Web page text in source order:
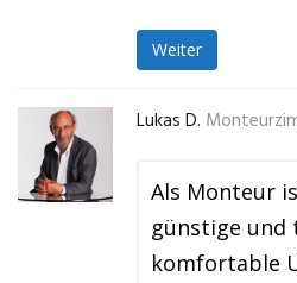
Weiter
Lukas D.
Als Monteur
günstige und
komfortable